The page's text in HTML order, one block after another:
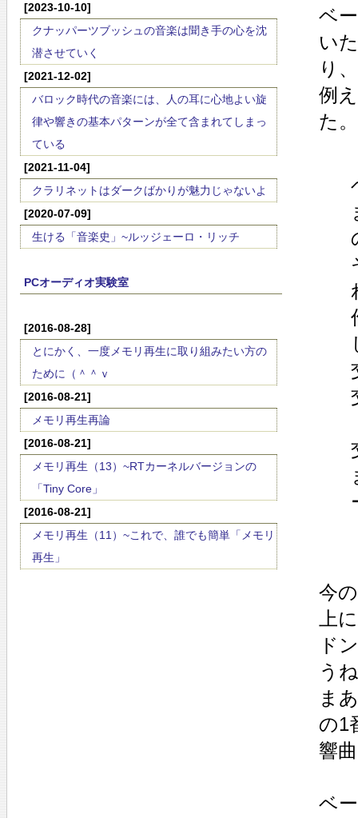
[2023-10-10]
クナッパーツブッシュの音楽は聞き手の心を沈
潜させていく
[2021-12-02]
バロック時代の音楽には、人の耳に心地よい旋
律や響きの基本パターンが全て含まれてしまっ
ている
[2021-11-04]
クラリネットはダークばかりが魅力じゃないよ
[2020-07-09]
生ける「音楽史」~ルッジェーロ・リッチ
PCオーディオ実験室
[2016-08-28]
とにかく、一度メモリ再生に取り組みたい方の
ために（＾＾ｖ
[2016-08-21]
メモリ再生再論
[2016-08-21]
メモリ再生（13）~RTカーネルバージョンの
「Tiny Core」
[2016-08-21]
メモリ再生（11）~これで、誰でも簡単「メモリ
再生」
ベ
い
り
例
た。
今
上
ド
う
ま
の1
響
ベ